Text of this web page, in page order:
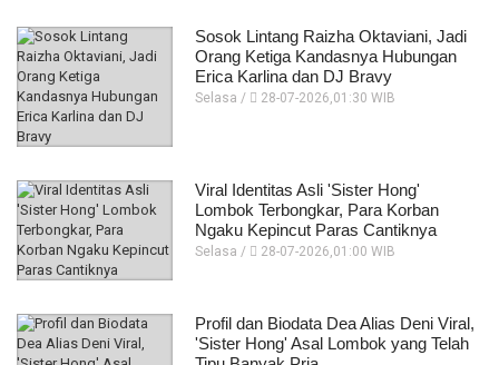
Sosok Lintang Raizha Oktaviani, Jadi
Orang Ketiga Kandasnya Hubungan
Erica Karlina dan DJ Bravy
Selasa / 28-07-2026,01:30 WIB
Viral Identitas Asli 'Sister Hong'
Lombok Terbongkar, Para Korban
Ngaku Kepincut Paras Cantiknya
Selasa / 28-07-2026,01:00 WIB
Profil dan Biodata Dea Alias Deni Viral,
'Sister Hong' Asal Lombok yang Telah